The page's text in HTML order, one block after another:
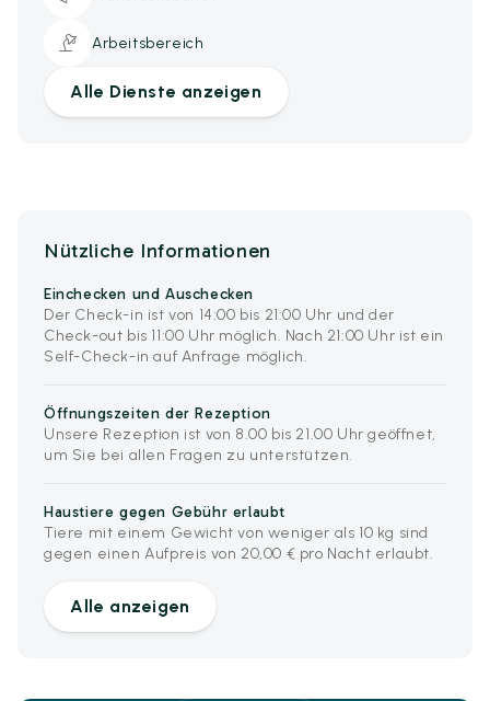
Arbeitsbereich
Alle Dienste anzeigen
Nützliche Informationen
Einchecken und Auschecken
Der Check-in ist von 14:00 bis 21:00 Uhr und der
Check-out bis 11:00 Uhr möglich. Nach 21:00 Uhr ist ein
Self-Check-in auf Anfrage möglich.
Öffnungszeiten der Rezeption
Unsere Rezeption ist von 8.00 bis 21.00 Uhr geöffnet,
um Sie bei allen Fragen zu unterstützen.
Haustiere gegen Gebühr erlaubt
Tiere mit einem Gewicht von weniger als 10 kg sind
gegen einen Aufpreis von 20,00 € pro Nacht erlaubt.
Alle anzeigen